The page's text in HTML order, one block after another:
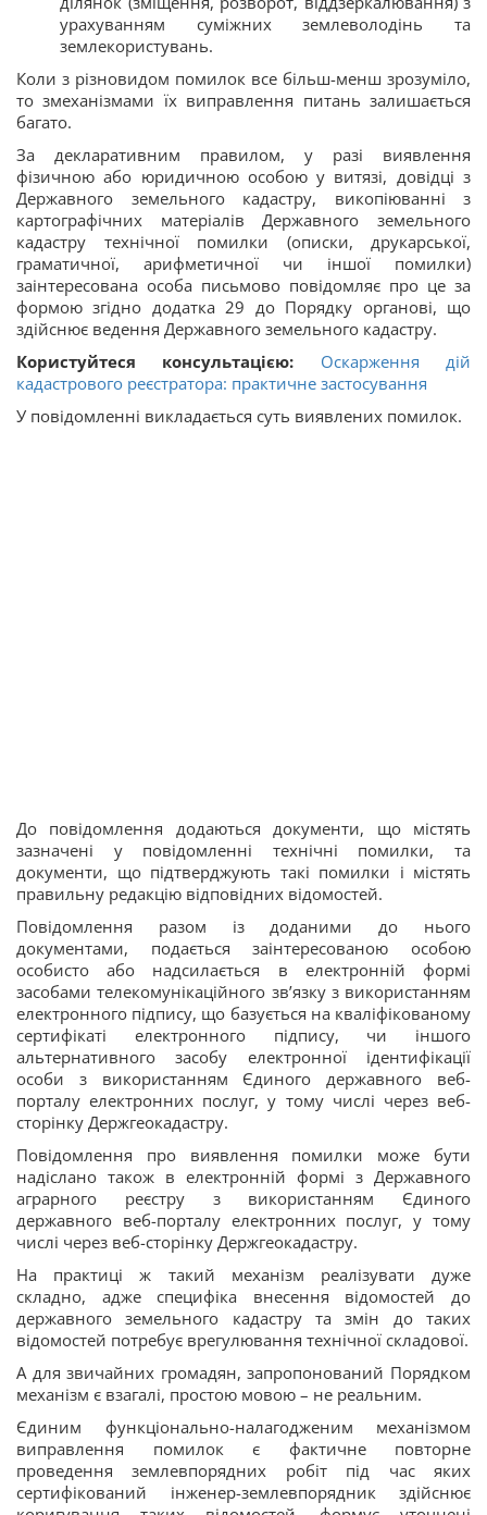
урахуванням суміжних землеволодінь та
землекористувань.
Коли з різновидом помилок все більш-менш зрозуміло,
то змеханізмами їх виправлення питань залишається
багато.
За декларативним правилом, у разі виявлення
фізичною або юридичною особою у витязі, довідці з
Державного земельного кадастру, викопіюванні з
картографічних матеріалів Державного земельного
кадастру технічної помилки (описки, друкарської,
граматичної, арифметичної чи іншої помилки)
заінтересована особа письмово повідомляє про це за
формою згідно додатка 29 до Порядку органові, що
здійснює ведення Державного земельного кадастру.
Користуйтеся консультацією: Оскарження дій
кадастрового реєстратора: практичне застосування
У повідомленні викладається суть виявлених помилок.
До повідомлення додаються документи, що містять
зазначені у повідомленні технічні помилки, та
документи, що підтверджують такі помилки і містять
правильну редакцію відповідних відомостей.
Повідомлення разом із доданими до нього
документами, подається заінтересованою особою
особисто або надсилається в електронній формі
засобами телекомунікаційного зв’язку з використанням
електронного підпису, що базується на кваліфікованому
сертифікаті електронного підпису, чи іншого
альтернативного засобу електронної ідентифікації
особи з використанням Єдиного державного веб-
порталу електронних послуг, у тому числі через веб-
сторінку Держгеокадастру.
Повідомлення про виявлення помилки може бути
надіслано також в електронній формі з Державного
аграрного реєстру з використанням Єдиного
державного веб-порталу електронних послуг, у тому
числі через веб-сторінку Держгеокадастру.
На практиці ж такий механізм реалізувати дуже
складно, адже специфіка внесення відомостей до
державного земельного кадастру та змін до таких
відомостей потребує врегулювання технічної складової.
А для звичайних громадян, запропонований Порядком
механізм є взагалі, простою мовою – не реальним.
Єдиним функціонально-налагодженим механізмом
виправлення помилок є фактичне повторне
проведення землевпорядних робіт під час яких
сертифікований інженер-землевпорядник здійснює